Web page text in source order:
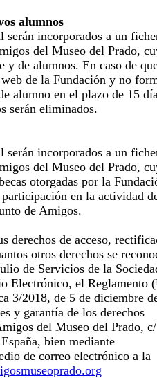
alumnos
serán incorporados a un
del Museo del Prado,
y de alumnos. En caso de
de la Fundación y no
alumno en el plazo de 15
serán eliminados.
serán incorporados a un
del Museo del Prado,
otorgadas por la
en la actividad
de Amigos.
derechos de acceso,
otros derechos se
de Servicios de la
Electrónico, el Reglamento
3/2018, de 5 de diciembre
y garantía de los derechos
del Museo del Prado,
bien mediante
de correo electrónico a la